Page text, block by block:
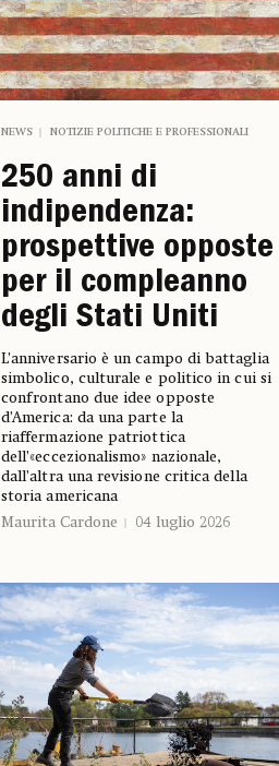
NEWS NOTIZIE POLITICHE E PROFESSIONALI
250 anni di
indipendenza:
prospettive opposte
per il compleanno
degli Stati Uniti
L’anniversario è un campo di battaglia
simbolico, culturale e politico in cui si
confrontano due idee opposte
d’America: da una parte la
riaffermazione patriottica
dell’«eccezionalismo» nazionale,
dall’altra una revisione critica della
storia americana
Maurita Cardone
04 luglio 2026